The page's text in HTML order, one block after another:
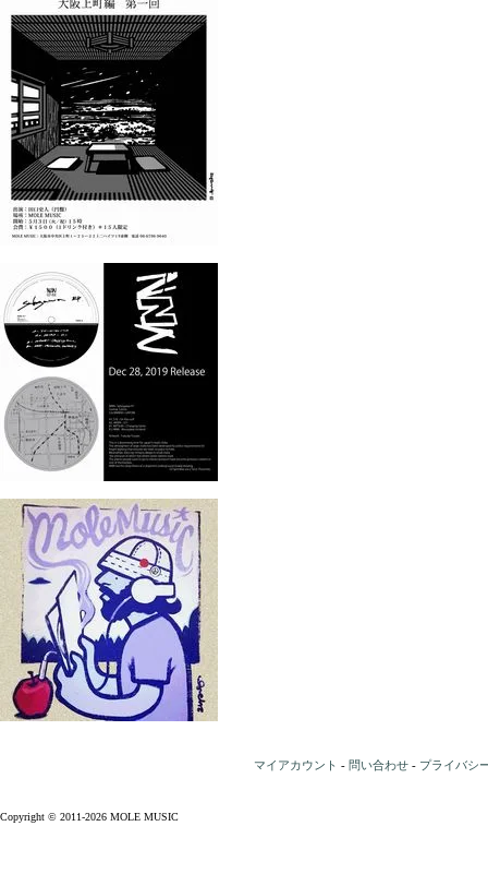
マイアカウント - 問い合わせ - プライバシ
Copyright © 2011-2026 MOLE MUSIC